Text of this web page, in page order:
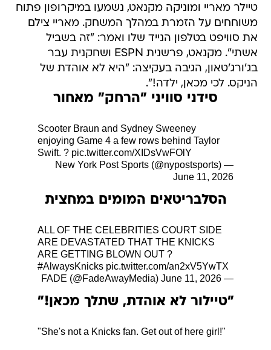
טיילר מאריי ומוניקה מקנאט, נשמעו במיקרופון פתוח
משוחחים על הזמרת במהלך המשחק. מאריי צילם
את סוויפט בטלפון הנייד שלו ואמר: "זה בשביל
אשתי". מקנאט, פרשנית ESPN ושחקנית עבר
בג'ורג'טאון, הגיבה בעקיצה: "היא לא אוהדת של
הניקס. לכי מכאן, ילדה!".
סידני סוויני "הרחק" מאחור
Scooter Braun and Sydney Sweeney
enjoying Game 4 a few rows behind Taylor
Swift. ? pic.twitter.com/XIDsVwFOlY
— New York Post Sports (@nypostsports)
June 11, 2026
הסלבריטאים המומים במחצית
ALL OF THE CELEBRITIES COURT SIDE
ARE DEVASTATED THAT THE KNICKS
ARE GETTING BLOWN OUT ?
#AlwaysKnicks pic.twitter.com/an2xV5YwTX
— FADE (@FadeAwayMedia)
June 11, 2026
"טיילור לא אוהדת, שתלך מכאן!"
"She's not a Knicks fan. Get out of here girl!"